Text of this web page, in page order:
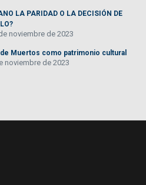
LA PARIDAD O LA DECISIÓN DE
noviembre de 2023
de Muertos como patrimonio cultural
noviembre de 2023